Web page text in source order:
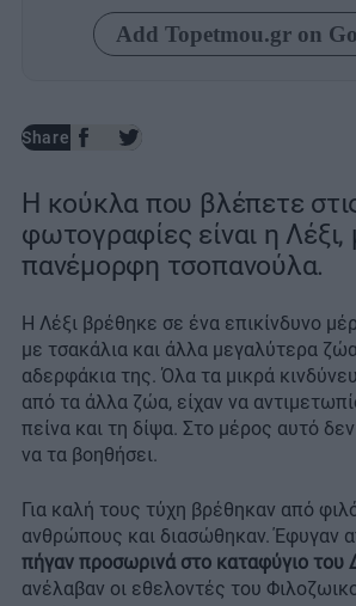
Add Topetmou.gr on
Share
Η κούκλα που βλέπετε
φωτογραφίες είναι η Λέξι,
πανέμορφη τσοπανούλα.
Η Λέξι βρέθηκε σε ένα επικίνδυνο
με τσακάλια και άλλα μεγαλύτερα
αδερφάκια της. Όλα τα μικρά
από τα άλλα ζώα, είχαν να
πείνα και τη δίψα. Στο μέρος αυτό
να τα βοηθήσει.
Για καλή τους τύχη βρέθηκαν από
ανθρώπους και διασώθηκαν. Έφυγαν
πήγαν προσωρινά στο καταφύγιο του
ανέλαβαν οι εθελοντές του